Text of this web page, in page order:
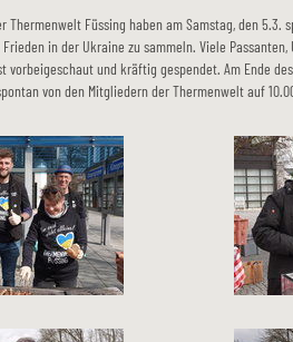
Thermenwelt Füssing haben am Samstag, den 5.3.
in der Ukraine zu sammeln. Viele
vorbeigeschaut und kräftig gespendet. Am Ende
von den Mitgliedern der Thermenwelt auf